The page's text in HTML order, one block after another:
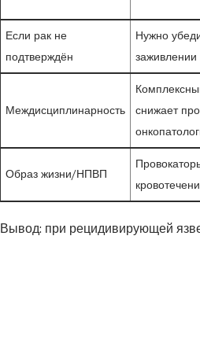
Если рак не
подтверждён
Нужно
заживлении
Междисциплинарность
снижает
Образ жизни/НПВП
Вывод: при рецидивирующей